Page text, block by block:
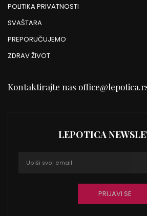
POLITIKA PRIVATNOSTI
SVAŠTARA
PREPORUČUJEMO
ZDRAV ŽIVOT
Kontaktirajte nas
LEPOTICA